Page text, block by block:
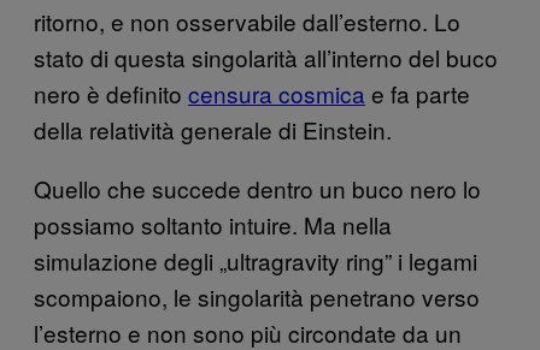
ritorno, e non osservabile dall’esterno. Lo
stato di questa singolarità all’interno del buco
nero è definito censura cosmica e fa parte
della relatività generale di Einstein.
Quello che succede dentro un buco nero lo
possiamo soltanto intuire. Ma nella
simulazione degli „ultragravity ring” i legami
scompaiono, le singolarità penetrano verso
l’esterno e non sono più circondate da un